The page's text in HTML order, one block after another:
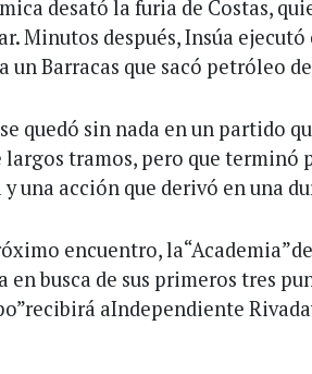
desató la furia de Costas,
Minutos después, Insúa
un Barracas que sacó petróleo
quedó sin nada en un partido
largos tramos, pero que terminó
y una acción que derivó en una
encuentro,
en busca de sus primeros tres
aIndependiente